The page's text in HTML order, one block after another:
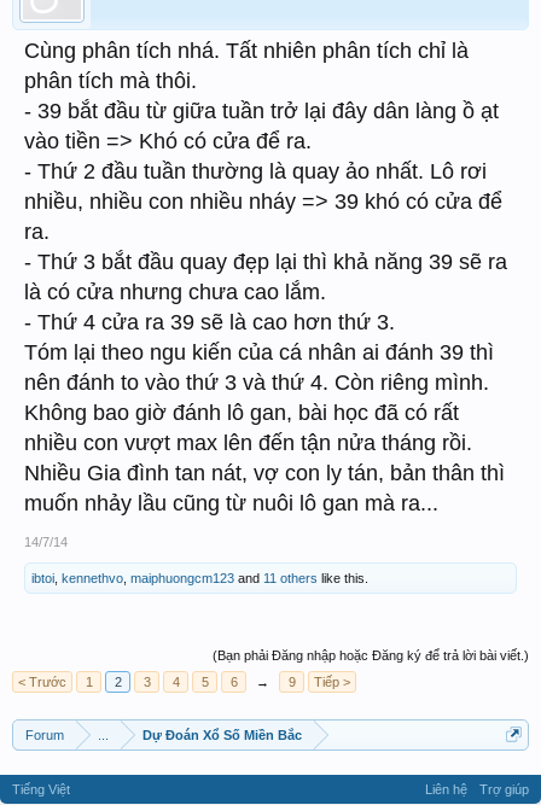
Cùng phân tích nhá. Tất nhiên phân tích chỉ là
phân tích mà thôi.
- 39 bắt đầu từ giữa tuần trở lại đây dân làng ồ ạt
vào tiền => Khó có cửa để ra.
- Thứ 2 đầu tuần thường là quay ảo nhất. Lô rơi
nhiều, nhiều con nhiều nháy => 39 khó có cửa để
ra.
- Thứ 3 bắt đầu quay đẹp lại thì khả năng 39 sẽ ra
là có cửa nhưng chưa cao lắm.
- Thứ 4 cửa ra 39 sẽ là cao hơn thứ 3.
Tóm lại theo ngu kiến của cá nhân ai đánh 39 thì
nên đánh to vào thứ 3 và thứ 4. Còn riêng mình.
Không bao giờ đánh lô gan, bài học đã có rất
nhiều con vượt max lên đến tận nửa tháng rồi.
Nhiều Gia đình tan nát, vợ con ly tán, bản thân thì
muốn nhảy lầu cũng từ nuôi lô gan mà ra...
14/7/14
ibtoi kennethvo maiphuongcm123 and 11 others like this.
(Bạn phải Đăng nhập hoặc Đăng ký để trả lời bài viết.)
< Trước
1 2 3 4 5 6 → 9 Tiếp >
Forum Dự Đoán Xổ Số Miền Bắc
Tiếng Việt Liên hệ Trợ giúp